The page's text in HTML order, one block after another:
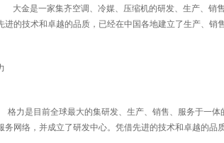
大金是一家集齐空调、冷媒、压缩机的研发、生产、销
进的技术和卓越的品质，已经在中国各地建立了生产、销
格力是目前全球最大的集研发、生产、销售、服务于一
务网络，并成立了研发中心。凭借先进的技术和卓越的品